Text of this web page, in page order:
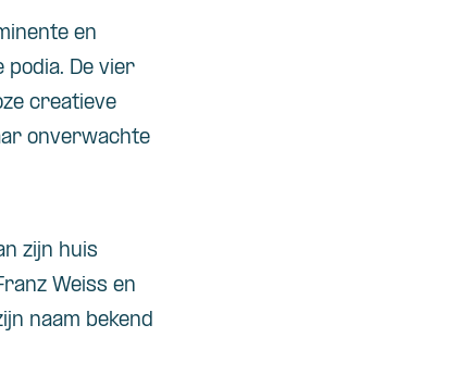
en
podia. De vier
creatieve
onverwachte
zijn huis
Weiss en
naam bekend